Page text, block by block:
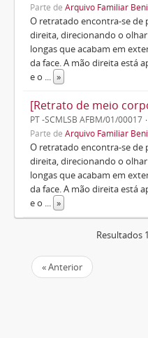
Parte de Arquivo Familiar
O retratado encontra-se de
direita, direcionando o olhar
longas que acabam em
da face. A mão direita está
e o ... »
PT -SCMLSB AFBM/01/00017
Parte de Arquivo Familiar
O retratado encontra-se de
direita, direcionando o olhar
longas que acabam em
da face. A mão direita está
e o ... »
Resultados
« Anterior